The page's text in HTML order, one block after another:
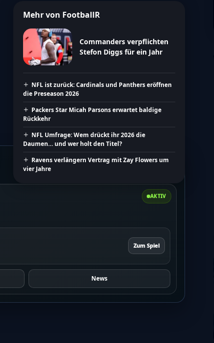
Mehr von FootballR
Commanders verpflichten
Stefon Diggs für ein Jahr
NFL ist zurück: Cardinals und Panthers eröffnen
die Preseason 2026
Packers Star Micah Parsons erwartet baldige
Rückkehr
NFL Umfrage: Wem drückt ihr 2026 die
Daumen… und wer holt den Titel?
Ravens verlängern Vertrag mit Zay Flowers um
vier Jahre
AKTIV
Zum Spiel
News